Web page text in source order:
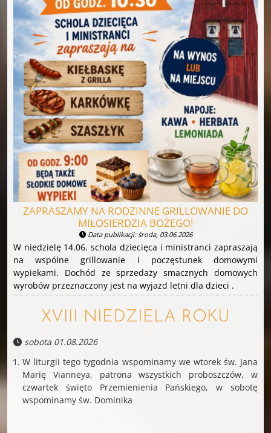
ZAPRASZAMY NA RODZINNE GRILLOWANIE DO
MIŁOSIERDZIA BOŻEGO!
Data publikacji: środa, 03.06.2026
W niedzielę 14.06. schola dziecięca i ministranci zapraszają
na wspólne grillowanie i poczęstunek domowymi
wypiekami. Dochód ze sprzedaży smacznych domowych
wyrobów przeznaczony jest na wyjazd letni dla dzieci .
XVIII NIEDZIELA ROKU
sobota 01.08.2026
W liturgii tego tygodnia wspominamy we wtorek św. Jana
Marię Vianneya, patrona wszystkich proboszczów, w
czwartek święto Przemienienia Pańskiego, w sobotę
wspominamy św. Dominika